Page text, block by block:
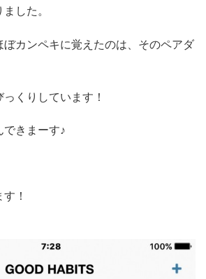
した。
ぼカンペキに覚えたのは、そのペアダ
くりしています！
できまーす♪
！